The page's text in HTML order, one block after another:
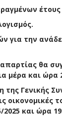
για την
θα
μέρα και ώρα
της Γενικής
οικονομικές
και ώρα